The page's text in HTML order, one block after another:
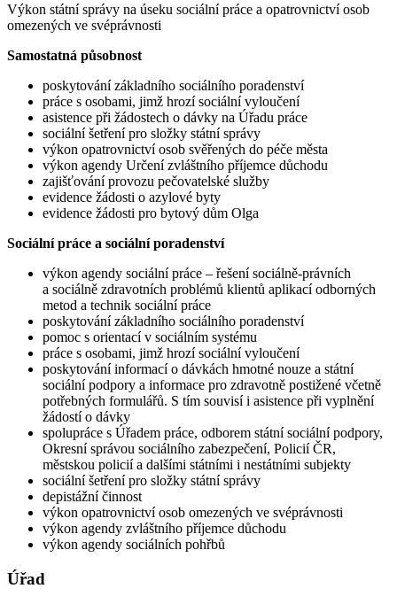
Výkon státní správy na úseku sociální práce a opatrovnictví osob
omezených ve svéprávnosti
Samostatná působnost
poskytování základního sociálního poradenství
práce s osobami, jimž hrozí sociální vyloučení
asistence při žádostech o dávky na Úřadu práce
sociální šetření pro složky státní správy
výkon opatrovnictví osob svěřených do péče města
výkon agendy Určení zvláštního příjemce důchodu
zajišťování provozu pečovatelské služby
evidence žádosti o azylové byty
evidence žádosti pro bytový dům Olga
Sociální práce a sociální poradenství
výkon agendy sociální práce – řešení sociálně-právních
a sociálně zdravotních problémů klientů aplikací odborných
metod a technik sociální práce
poskytování základního sociálního poradenství
pomoc s orientací v sociálním systému
práce s osobami, jimž hrozí sociální vyloučení
poskytování informací o dávkách hmotné nouze a státní
sociální podpory a informace pro zdravotně postižené včetně
potřebných formulářů. S tím souvisí i asistence při vyplnění
žádostí o dávky
spolupráce s Úřadem práce, odborem státní sociální podpory,
Okresní správou sociálního zabezpečení, Policií ČR,
městskou policií a dalšími státními i nestátními subjekty
sociální šetření pro složky státní správy
depistážní činnost
výkon opatrovnictví osob omezených ve svéprávnosti
výkon agendy zvláštního příjemce důchodu
výkon agendy sociálních pohřbů
Úřad